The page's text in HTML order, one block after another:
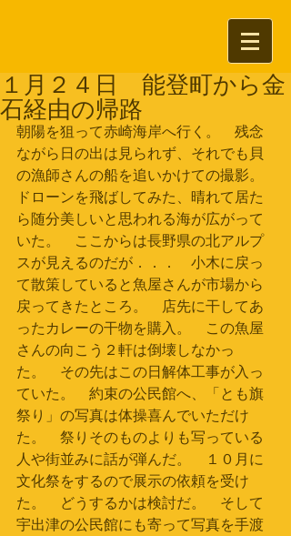
１月２４日 能登町から金
石経由の帰路
朝陽を狙って赤崎海岸へ行く。　残念
ながら日の出は見られず、それでも貝
の漁師さんの船を追いかけての撮影。
ドローンを飛ばしてみた、晴れて居た
ら随分美しいと思われる海が広がって
いた。　ここからは長野県の北アルプ
スが見えるのだが．．．　小木に戻っ
て散策していると魚屋さんが市場から
戻ってきたところ。　店先に干してあ
ったカレーの干物を購入。　この魚屋
さんの向こう２軒は倒壊しなかっ
た。　その先はこの日解体工事が入っ
ていた。　約束の公民館へ、「とも旗
祭り」の写真は体操喜んでいただけ
た。　祭りそのものよりも写っている
人や街並みに話が弾んだ。　１０月に
文化祭をするので展示の依頼を受け
た。　どうするかは検討だ。　そして
宇出津の公民館にも寄って写真を手渡